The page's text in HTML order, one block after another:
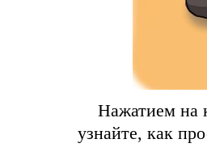
Нажатием на
узнайте, как